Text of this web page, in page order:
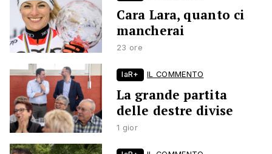
Cara Lara, quanto ci
mancherai
23 ore
laR+ IL COMMENTO
La grande partita
delle destre divise
1 gior